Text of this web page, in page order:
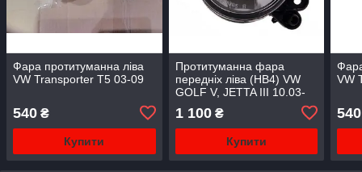
Фара протитуманна ліва
VW Transporter T5 03-09
540 ₴
Купити
Протитуманна фара
передніх ліва (HB4) VW
GOLF V, JETTA III 10.03-
10.10 10.03-02.09 TYC 19-
0706-01-2
1 100₴
Купити
VW
540